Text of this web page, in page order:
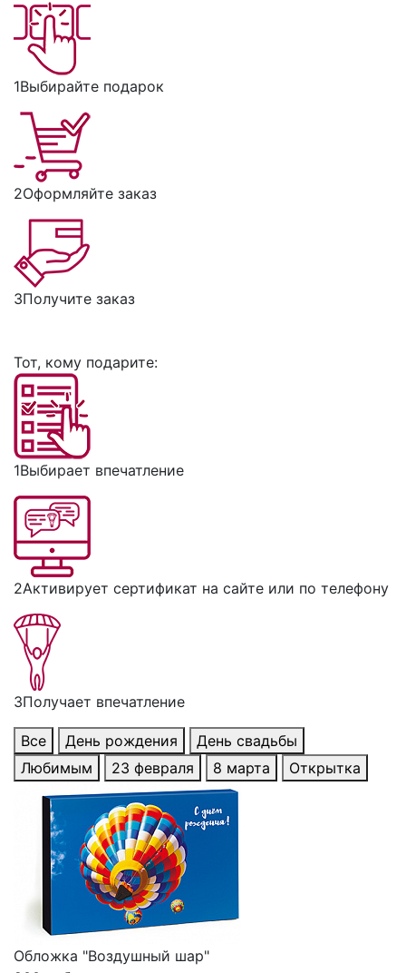
1Выбирайте подарок
2Оформляйте заказ
3Получите заказ
Тот, кому подарите:
1Выбирает впечатление
2Активирует сертификат на сайте или по телефону
3Получает впечатление
Все День рождения
День свадьбы
Любимым
23 февраля 8 марта Открытка
Обложка "Воздушный шар"